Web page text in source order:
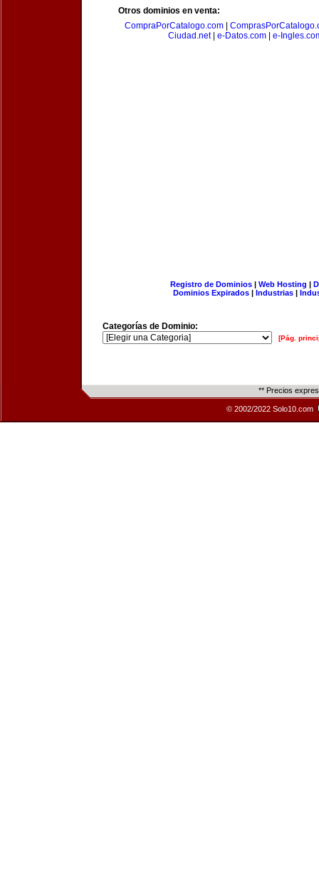
Otros dominios en venta:
CompraPorCatalogo.com|
Ciudad.net| e-Datos.com e-
Registro de Dominios| Web Hosting |
Dominios Expirados | Industrias |
Categorías de Dominio:
[Pág.
** Precios
© 2002/2022 Solo10.com